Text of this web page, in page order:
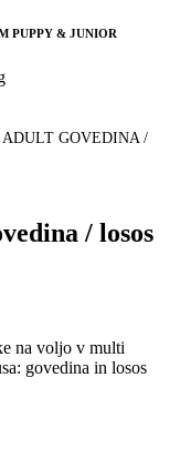
PUPPY & JUNIOR
GOVEDINA /
/ losos
na voljo v multi
govedina in losos